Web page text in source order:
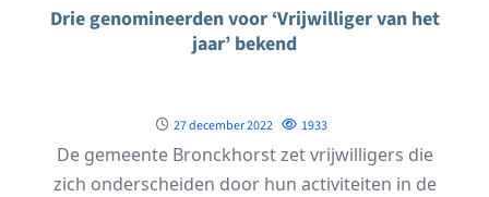
Drie genomineerden voor ‘Vrijwilliger van het
jaar’ bekend
27 december 2022 1933
De gemeente Bronckhorst zet vrijwilligers die
zich onderscheiden door hun activiteiten in de